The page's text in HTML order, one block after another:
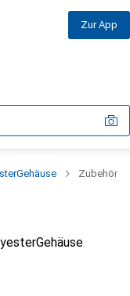
Zur App
Zubehör